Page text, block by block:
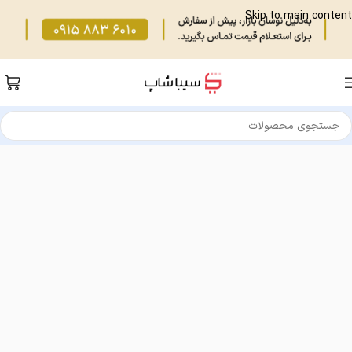
Skip to main content
خانه/تجهیزات فروشگاهی/کاغذ حرارتی،لیبل،ریبون/لیبل